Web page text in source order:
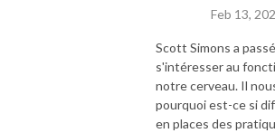
Feb 13,
Scott Simons a
s'intéresser au
notre cerveau. Il
pourquoi est-ce si
en places des